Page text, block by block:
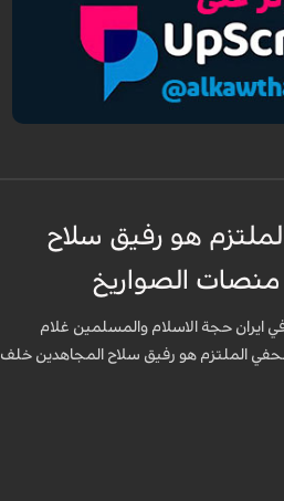
هو رفيق سلاح
الصواريخ
ايران حجة الاسلام والمسلمين غلام
الملتزم هو رفيق سلاح المجاهدين خلف